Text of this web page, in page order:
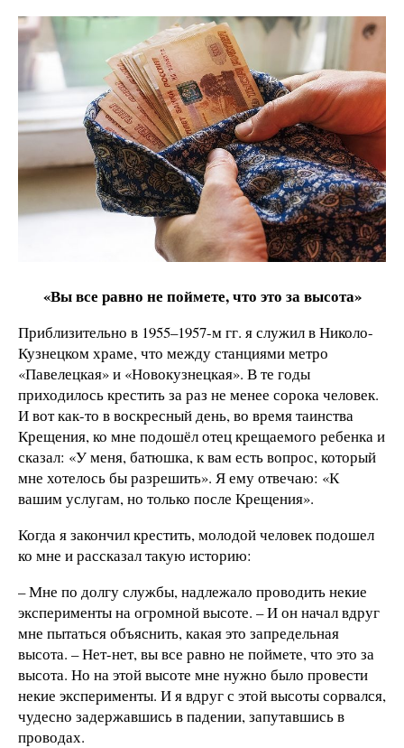
«Вы все равно не поймете, что это за высота»
Приблизительно в 1955–1957-м гг. я служил в Николо-
Кузнецком храме, что между станциями метро
«Павелецкая» и «Новокузнецкая». В те годы
приходилось крестить за раз не менее сорока человек.
И вот как-то в воскресный день, во время таинства
Крещения, ко мне подошёл отец крещаемого ребенка и
сказал: «У меня, батюшка, к вам есть вопрос, который
мне хотелось бы разрешить». Я ему отвечаю: «К
вашим услугам, но только после Крещения».
Когда я закончил крестить, молодой человек подошел
ко мне и рассказал такую историю:
– Мне по долгу службы, надлежало проводить некие
эксперименты на огромной высоте. – И он начал вдруг
мне пытаться объяснить, какая это запредельная
высота. – Нет-нет, вы все равно не поймете, что это за
высота. Но на этой высоте мне нужно было провести
некие эксперименты. И я вдруг с этой высоты сорвался,
чудесно задержавшись в падении, запутавшись в
проводах.